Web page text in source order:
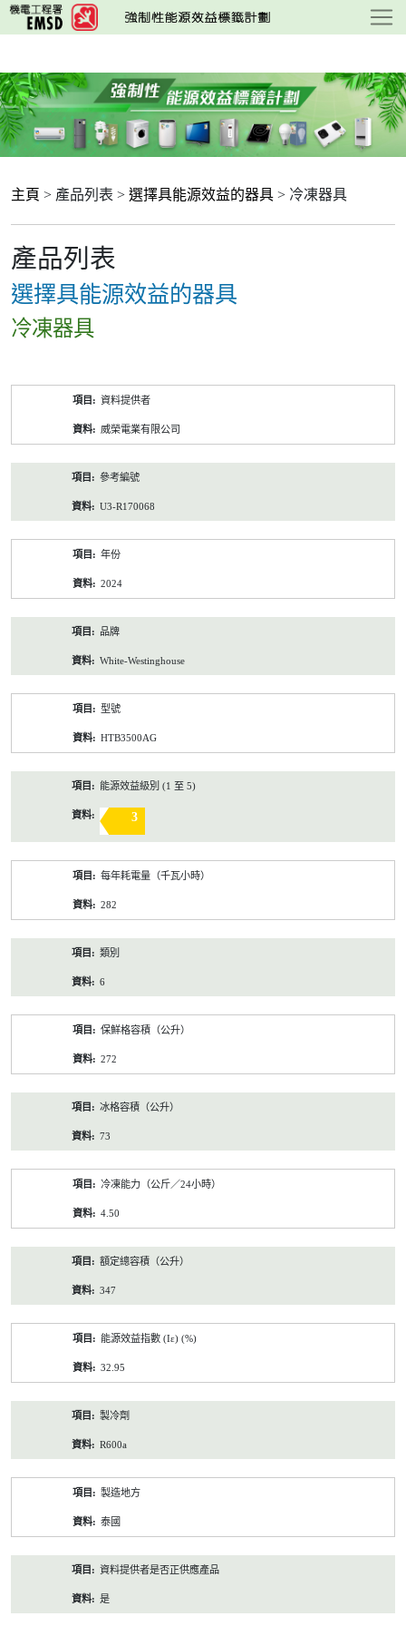
跳
至
要
內
容
主頁 > 產品列表 > 選擇具能源效益的器具 > 冷凍器具
產品列表
選擇具能源效益的器具
冷凍器具
資料提供者
威榮電業有限公司
參考編號
U3-R170068
年份
2024
品牌
White-Westinghouse
型號
HTB3500AG
能源效益級別 (1 至 5)
3
每年耗電量（千瓦小時）
282
類別
6
保鮮格容積（公升）
272
冰格容積（公升）
73
冷凍能力（公斤／24小時）
4.50
額定總容積（公升）
347
能源效益指數 (Iε) (%)
32.95
製冷劑
R600a
製造地方
泰國
資料提供者是否正供應產品
是